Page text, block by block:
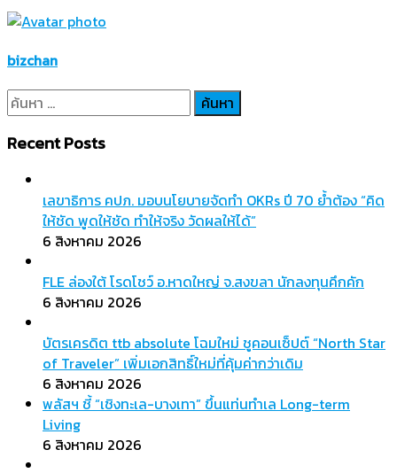
bizchan
ค้นหา
สำหรับ:
Recent Posts
เลขาธิการ คปภ. มอบนโยบายจัดทำ OKRs ปี 70 ย้ำต้อง “คิด
ให้ชัด พูดให้ชัด ทำให้จริง วัดผลให้ได้”
6 สิงหาคม 2026
FLE ล่องใต้ โรดโชว์ อ.หาดใหญ่ จ.สงขลา นักลงทุนคึกคัก
6 สิงหาคม 2026
บัตรเครดิต ttb absolute โฉมใหม่ ชูคอนเซ็ปต์ “North Star
of Traveler” เพิ่มเอกสิทธิ์ใหม่ที่คุ้มค่ากว่าเดิม
6 สิงหาคม 2026
พลัสฯ ชี้ “เชิงทะเล-บางเทา” ขึ้นแท่นทำเล Long-term
Living
6 สิงหาคม 2026